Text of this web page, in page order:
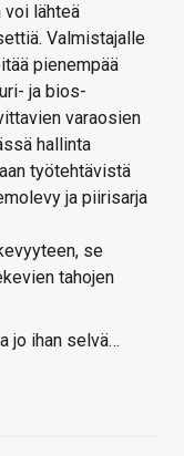
voi lähteä
Valmistajalle
pienempää
ja bios-
varaosien
hallinta
työtehtävistä
ja piirisarja
se
tahojen
jo ihan selvä…